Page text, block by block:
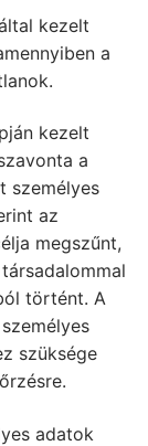
kezelt
a
kezelt
a
személyes
az
megszűnt,
történt. A
szüksége
adatok